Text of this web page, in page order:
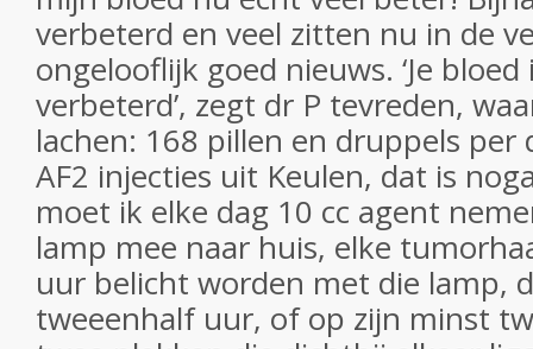
verbeterd en veel zitten nu in de
ongelooflijk goed nieuws. ‘Je
verbeterd’, zegt dr P tevreden,
lachen: 168 pillen en druppels per
AF2 injecties uit Keulen, dat is
moet ik elke dag 10 cc agent
lamp mee naar huis, elke
uur belicht worden met die lamp,
tweeenhalf uur, of op zijn minst